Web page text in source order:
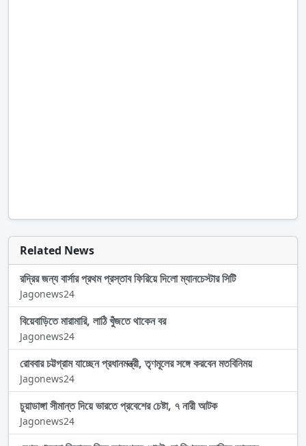
Related News
রদ্রির জন্য বার্সার প্রথম প্রস্তাব ফিরিয়ে দিলো ম্যানচেস্টার সিটি
Jagonews24
বিয়েবাড়িতে মারামারি, লাঠি খুঁজতে থাকেন বর
Jagonews24
রোববার চট্টগ্রাম যাচ্ছেন প্রধানমন্ত্রী, তৃণমূলের সঙ্গে করবেন মতবিনিময়
Jagonews24
চুয়াডাঙ্গা সীমান্ত দিয়ে ভারতে প্রবেশের চেষ্টা, ৭ নারী আটক
Jagonews24